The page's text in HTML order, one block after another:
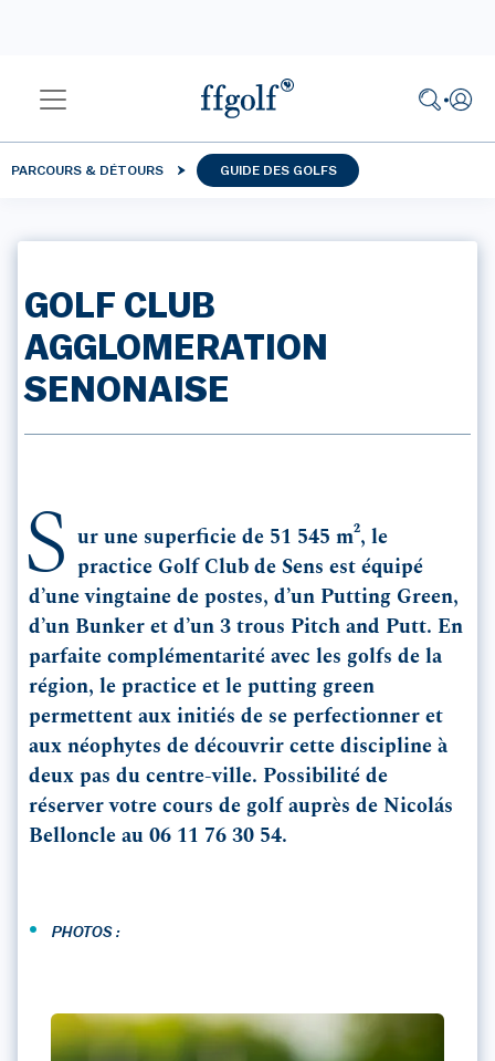
PARCOURS & DÉTOURS GUIDE DES GOLFS
GOLF CLUB
AGGLOMERATION
SENONAISE
S
ur une superficie de 51 545 m², le
practice Golf Club de Sens est équipé
d’une vingtaine de postes, d’un Putting Green,
d’un Bunker et d’un 3 trous Pitch and Putt. En
parfaite complémentarité avec les golfs de la
région, le practice et le putting green
permettent aux initiés de se perfectionner et
aux néophytes de découvrir cette discipline à
deux pas du centre-ville. Possibilité de
réserver votre cours de golf auprès de Nicolás
Belloncle au 06 11 76 30 54.
• PHOTOS :